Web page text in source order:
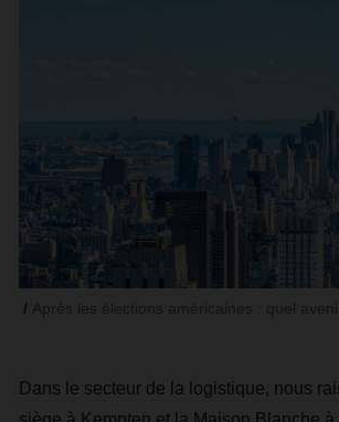
Dans le secteur de la logistique, nous